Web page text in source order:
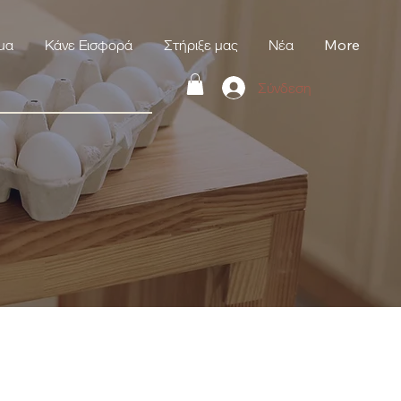
Κάνε Εισφορά Στήριξε μας Νέα More
Σύνδεση